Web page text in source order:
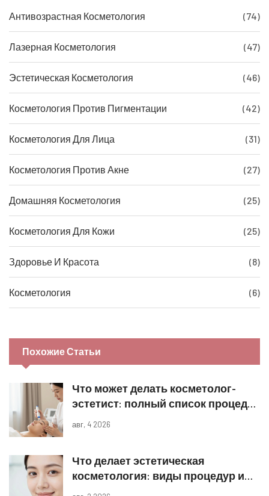
Антивозрастная Косметология (74)
Лазерная Косметология (47)
Эстетическая Косметология (46)
Косметология Против Пигментации (42)
Косметология Для Лица (31)
Косметология Против Акне (27)
Домашняя Косметология (25)
Косметология Для Кожи (25)
Здоровье И Красота (8)
Косметология (6)
Похожие Статьи
Что может делать косметолог-
эстетист: полный список процедур
и границы компетенций
авг, 4 2026
Что делает эстетическая
косметология: виды процедур и
реальные результаты